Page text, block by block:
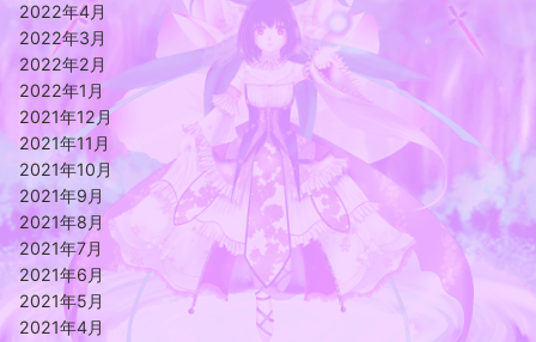
2022年4月
2022年3月
2022年2月
2022年1月
2021年12月
2021年11月
2021年10月
2021年9月
2021年8月
2021年7月
2021年6月
2021年5月
2021年4月